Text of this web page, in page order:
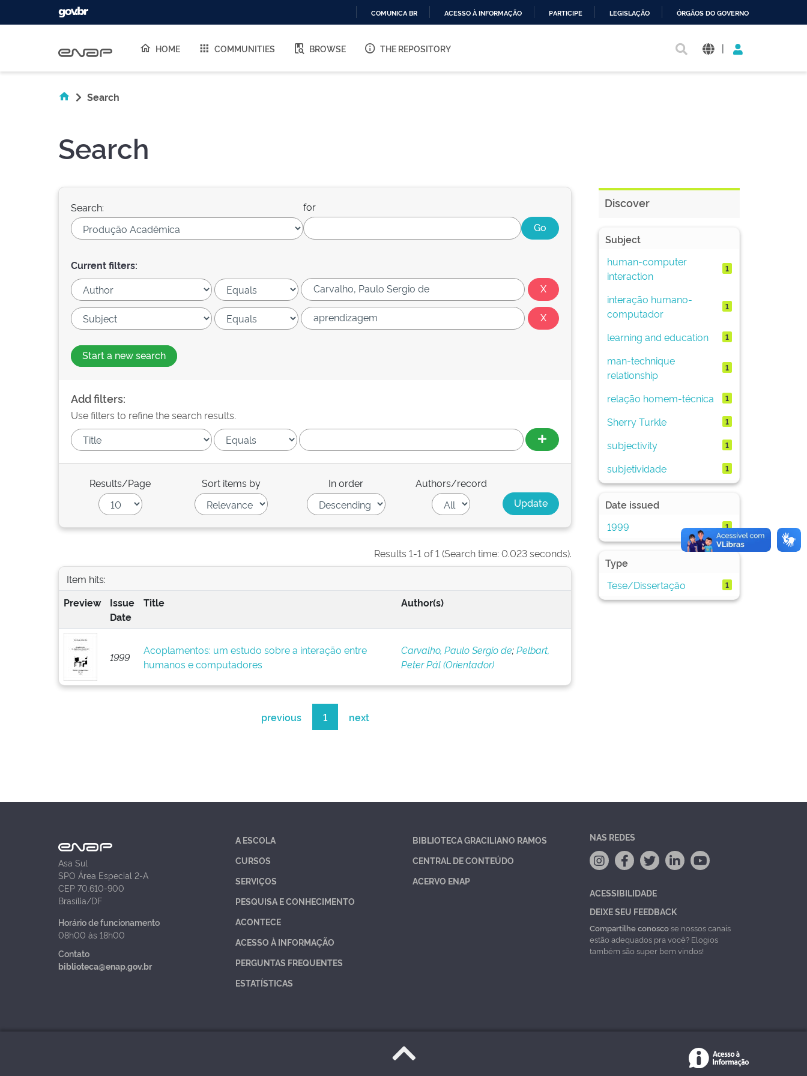
O
COMUNICA BR ACESSO À INFORMAÇÃO PARTICIPE LEGISLAÇÃO ÓRGÃOS DO GOVERNO
HOME COMMUNITIES BROWSE THE REPOSITORY |
Search
Search
Search: for
Current filters:
Start a new search
Add filters:
Use filters to refine the search results.
Results/Page Sort items by In order Authors/record
Results 1-1 of 1 (Search time: 0.023 seconds).
Item hits:
Preview
Issue
Date
Title Author(s)
1999
Acoplamentos: um estudo sobre a interação entre
humanos e computadores
Carvalho, Paulo Sergio de;Pelbart,
Peter Pál (Orientador)
previous 1 next
Discover
Subject
human-computer
interaction
1
interação humano-
computador
1
learning and education 1
man-technique
relationship
1
relação homem-técnica 1
Sherry Turkle 1
subjectivity 1
subjetividade 1
Date issued
1999
1
Type
Tese/Dissertação
1
Asa Sul
SPO Área Especial 2-A
CEP 70.610-900
Brasília/DF
Horário de funcionamento
08h00 às 18h00
Contato
biblioteca@enap.gov.br
A ESCOLA
CURSOS
SERVIÇOS
PESQUISA E CONHECIMENTO
ACONTECE
ACESSO À INFORMAÇÃO
PERGUNTAS FREQUENTES
ESTATÍSTICAS
BIBLIOTECA GRACILIANO RAMOS
CENTRAL DE CONTEÚDO
ACERVO ENAP
NAS REDES
ACESSIBILIDADE
DEIXE SEU FEEDBACK
Compartilhe conoscose nossos canais
estão adequados pra você? Elogios
também são super bem vindos!